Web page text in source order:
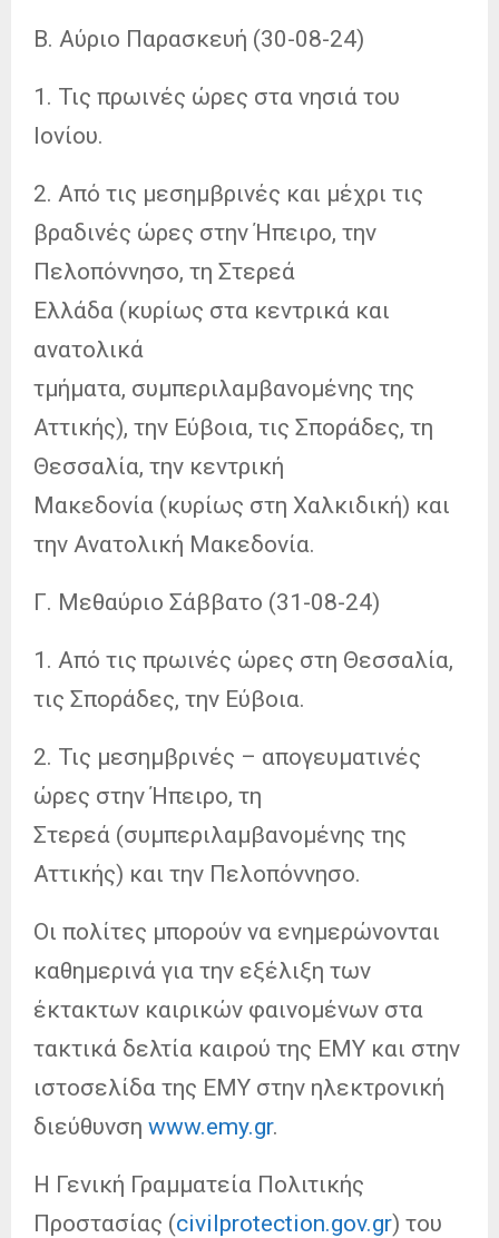
Β. Αύριο Παρασκευή (30-08-24)
1. Τις πρωινές ώρες στα νησιά του
Ιονίου.
2. Από τις μεσημβρινές και μέχρι τις
βραδινές ώρες στην Ήπειρο, την
Πελοπόννησο, τη Στερεά
Ελλάδα (κυρίως στα κεντρικά και
ανατολικά
τμήματα, συμπεριλαμβανομένης της
Αττικής), την Εύβοια, τις Σποράδες, τη
Θεσσαλία, την κεντρική
Μακεδονία (κυρίως στη Χαλκιδική) και
την Ανατολική Μακεδονία.
Γ. Μεθαύριο Σάββατο (31-08-24)
1. Από τις πρωινές ώρες στη Θεσσαλία,
τις Σποράδες, την Εύβοια.
2. Τις μεσημβρινές – απογευματινές
ώρες στην Ήπειρο, τη
Στερεά (συμπεριλαμβανομένης της
Αττικής) και την Πελοπόννησο.
Οι πολίτες μπορούν να ενημερώνονται
καθημερινά για την εξέλιξη των
έκτακτων καιρικών φαινομένων στα
τακτικά δελτία καιρού της ΕΜΥ και στην
ιστοσελίδα της ΕΜΥ στην ηλεκτρονική
διεύθυνση www.emy.gr.
Η Γενική Γραμματεία Πολιτικής
Προστασίας (civilprotection.gov.gr) του